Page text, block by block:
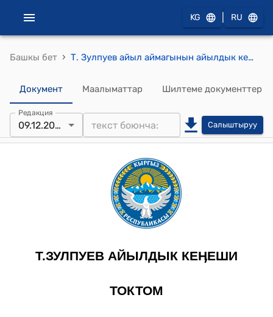
KG RU
Башкы бет › Т. Зулпуев айыл аймагынын айылдык кеңешинин 2024-жылдын 9-декабрындагы №3-3 Т. Зулпуев атындагы айыл өкмөтүнүн 2024-2027- жылдарга социалдык – экономикалык өнүгүү программасына киргизилген Т. Зулпуев атындагы айыл өкмөтүнө караштуу Маданият үйүн ремонттоо боюнча долбоорго жергиликтүү бюджеттин өздүк салымы үчүн акча каражатын ажыратуу жөнүндө токтому
Документ Маалыматтар Шилтеме документтер
Редакция
09.12.2024 Салыштыруу